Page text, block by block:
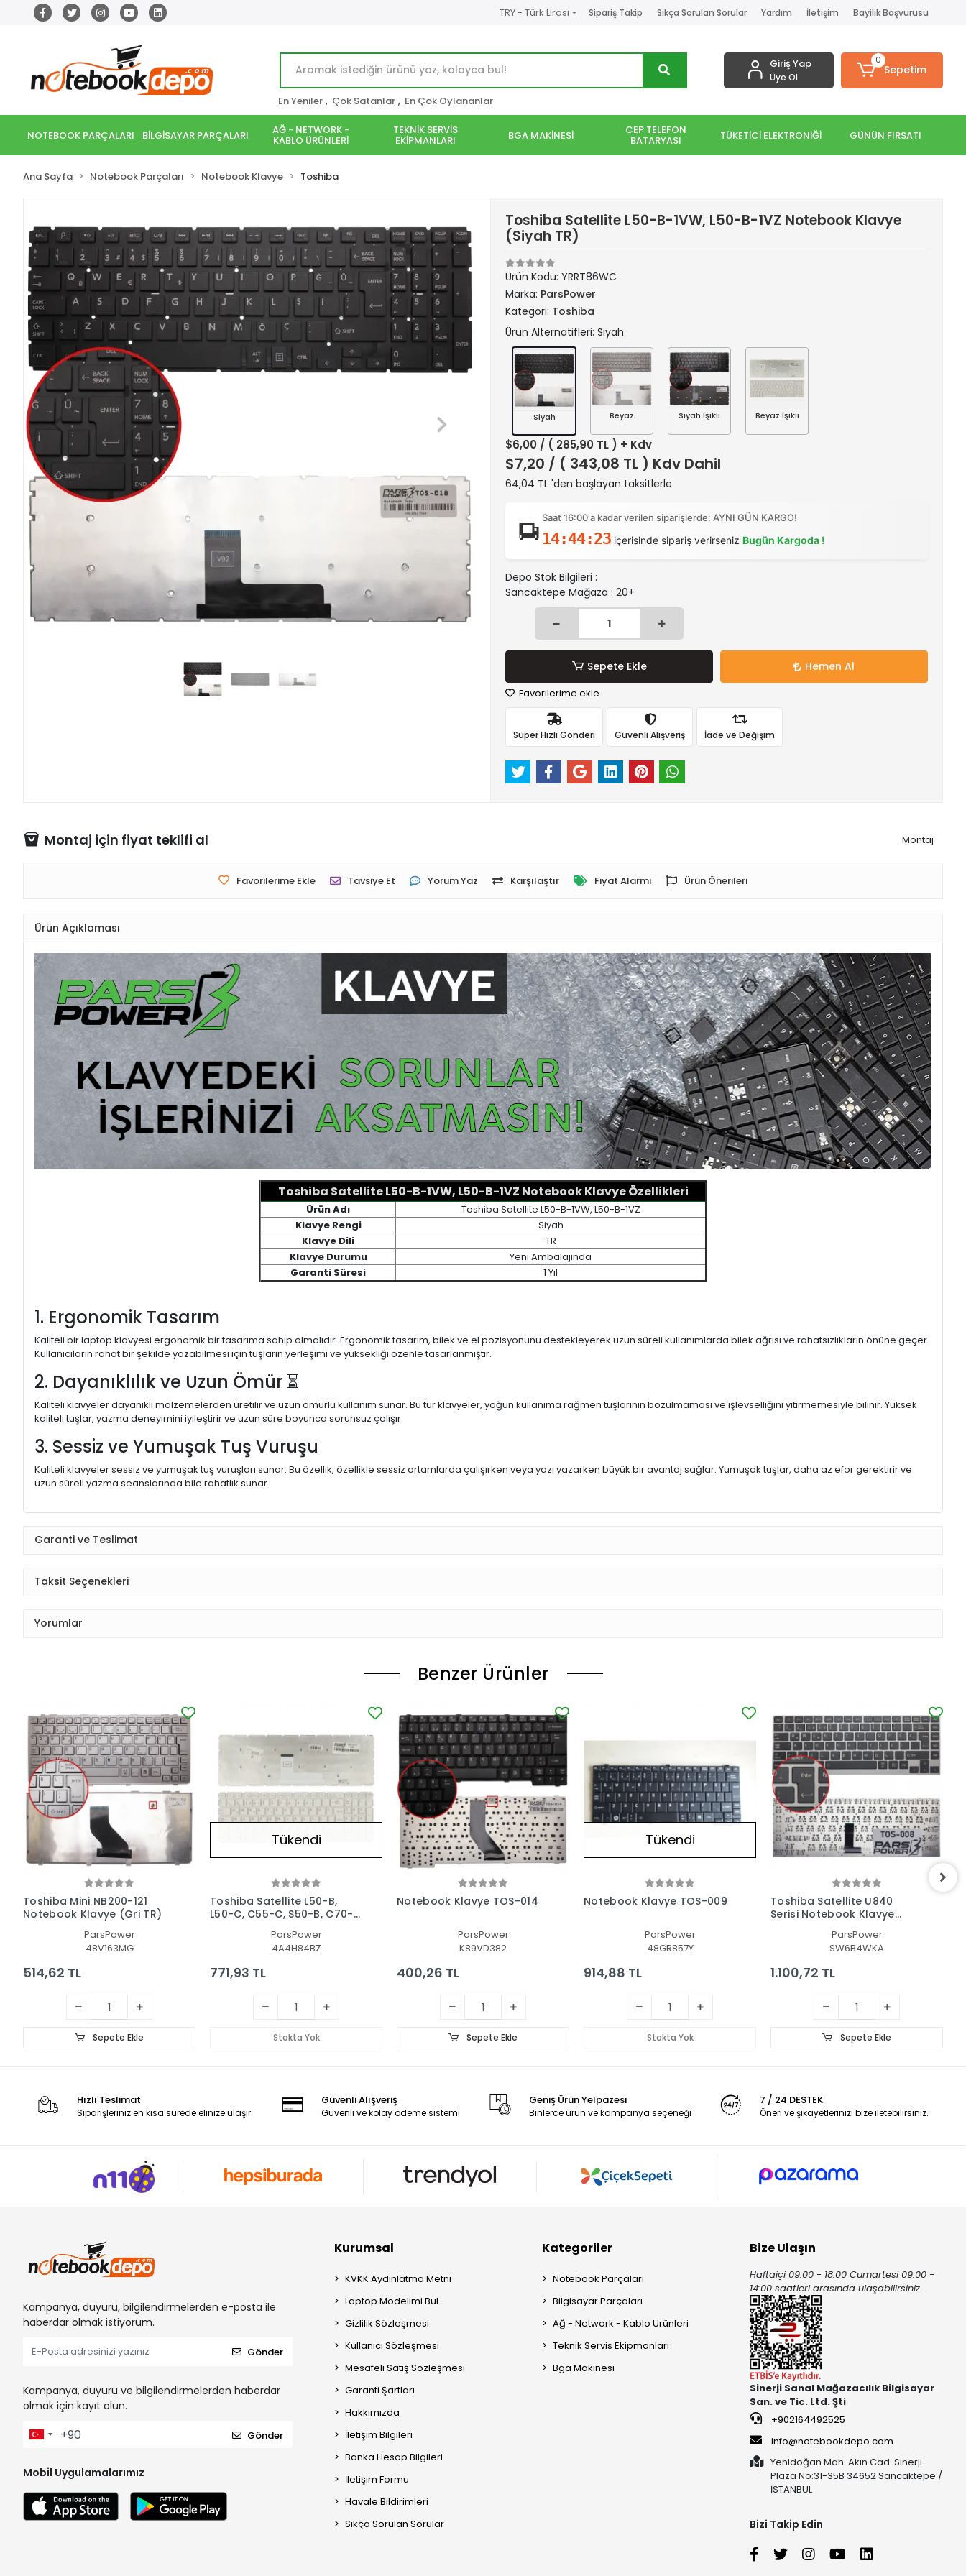
TRY - Türk Lirası Sipariş Takip Sıkça Sorulan Sorular Yardım İletişim Bayilik Başvurusu
En Yeniler , Çok Satanlar , En Çok Oylananlar
Giriş Yap
Üye Ol
0
Sepetim
NOTEBOOK PARÇALARI BİLGİSAYAR PARÇALARI AĞ - NETWORK -
KABLO ÜRÜNLERİ
TEKNİK SERVİS
EKİPMANLARI BGA MAKİNESİ CEP TELEFON
BATARYASI TÜKETİCİ ELEKTRONİĞİ GÜNÜN FIRSATI
Ana Sayfa Notebook Parçaları Notebook Klavye Toshiba
Toshiba Satellite L50-B-1VW, L50-B-1VZ Notebook Klavye
(Siyah TR)
Ürün Kodu: YRRT86WC
Marka: ParsPower
Kategori: Toshiba
Ürün Alternatifleri: Siyah
Siyah Beyaz Siyah Işıklı Beyaz Işıklı
$6,00 / ( 285,90 TL ) + Kdv
$7,20 / ( 343,08 TL ) Kdv Dahil
64,04 TL 'den başlayan taksitlerle
Saat 16:00'a kadar verilen siparişlerde: AYNI GÜN KARGO!
14:44:22 içerisinde sipariş verirseniz Bugün Kargoda !
Depo Stok Bilgileri :
Sancaktepe Mağaza : 20+
Sepete Ekle Hemen Al
Favorilerime ekle
Süper Hızlı Gönderi Güvenli Alışveriş İade ve Değişim
Montaj için fiyat teklifi al Montaj
Favorilerime Ekle Tavsiye Et Yorum Yaz Karşılaştır Fiyat Alarmı Ürün Önerileri
Ürün Açıklaması
Toshiba Satellite L50-B-1VW, L50-B-1VZ Notebook Klavye Özellikleri
Ürün Adı
Toshiba Satellite L50-B-1VW, L50-B-1VZ
Klavye Rengi
Siyah
Klavye Dili
TR
Klavye Durumu
Yeni Ambalajında
Garanti Süresi
1 Yıl
1. Ergonomik Tasarım
Kaliteli bir laptop klavyesi ergonomik bir tasarıma sahip olmalıdır. Ergonomik tasarım, bilek ve el pozisyonunu destekleyerek uzun süreli kullanımlarda bilek ağrısı ve rahatsızlıkların önüne geçer.
Kullanıcıların rahat bir şekilde yazabilmesi için tuşların yerleşimi ve yüksekliği özenle tasarlanmıştır.
2. Dayanıklılık ve Uzun Ömür ⏳
Kaliteli klavyeler dayanıklı malzemelerden üretilir ve uzun ömürlü kullanım sunar. Bu tür klavyeler, yoğun kullanıma rağmen tuşlarının bozulmaması ve işlevselliğini yitirmemesiyle bilinir. Yüksek
kaliteli tuşlar, yazma deneyimini iyileştirir ve uzun süre boyunca sorunsuz çalışır.
3. Sessiz ve Yumuşak Tuş Vuruşu
Kaliteli klavyeler sessiz ve yumuşak tuş vuruşları sunar. Bu özellik, özellikle sessiz ortamlarda çalışırken veya yazı yazarken büyük bir avantaj sağlar. Yumuşak tuşlar, daha az efor gerektirir ve
uzun süreli yazma seanslarında bile rahatlık sunar.
Garanti ve Teslimat
Taksit Seçenekleri
Yorumlar
Benzer Ürünler
Toshiba Mini NB200-121
Notebook Klavye (Gri TR)
ParsPower
48V163MG
514,62 TL
Sepete Ekle
Tükendi
Toshiba Satellite L50-B,
L50-C, C55-C, S50-B, C70-
Notebook Klavye Işıklı
ParsPower
4A4H84BZ
771,93 TL
Stokta Yok
Notebook Klavye TOS-014
ParsPower
K89VD382
400,26 TL
Sepete Ekle
Tükendi
Notebook Klavye TOS-009
ParsPower
48GR857Y
914,88 TL
Stokta Yok
Toshiba Satellite U840
Serisi Notebook Klavye
ParsPower
SW6B4WKA
1.100,72 TL
Sepete Ekle
Hızlı Teslimat
Siparişleriniz en kısa sürede elinize ulaşır.
Güvenli Alışveriş
Güvenli ve kolay ödeme sistemi
Geniş Ürün Yelpazesi
Binlerce ürün ve kampanya seçeneği
7 / 24 DESTEK
Öneri ve şikayetlerinizi bize iletebilirsiniz.
Kampanya, duyuru, bilgilendirmelerden e-posta ile
haberdar olmak istiyorum.
Gönder
Kampanya, duyuru ve bilgilendirmelerden haberdar
olmak için kayıt olun.
Gönder
Mobil Uygulamalarımız
Kurumsal
KVKK Aydınlatma Metni
Laptop Modelimi Bul
Gizlilik Sözleşmesi
Kullanıcı Sözleşmesi
Mesafeli Satış Sözleşmesi
Garanti Şartları
Hakkımızda
İletişim Bilgileri
Banka Hesap Bilgileri
İletişim Formu
Havale Bildirimleri
Sıkça Sorulan Sorular
Kategoriler
Notebook Parçaları
Bilgisayar Parçaları
Ağ - Network - Kablo Ürünleri
Teknik Servis Ekipmanları
Bga Makinesi
Bize Ulaşın
Haftaiçi 09:00 - 18:00 Cumartesi 09:00 -
14:00 saatleri arasında ulaşabilirsiniz.
Sinerji Sanal Mağazacılık Bilgisayar
San. ve Tic. Ltd. Şti
+902164492525
info@notebookdepo.com
Yenidoğan Mah. Akın Cad. Sinerji
Plaza No:31-35B 34652 Sancaktepe /
İSTANBUL
Bizi Takip Edin